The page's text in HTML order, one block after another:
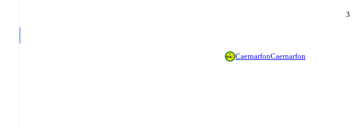
3
CaernarfonCaernarfon